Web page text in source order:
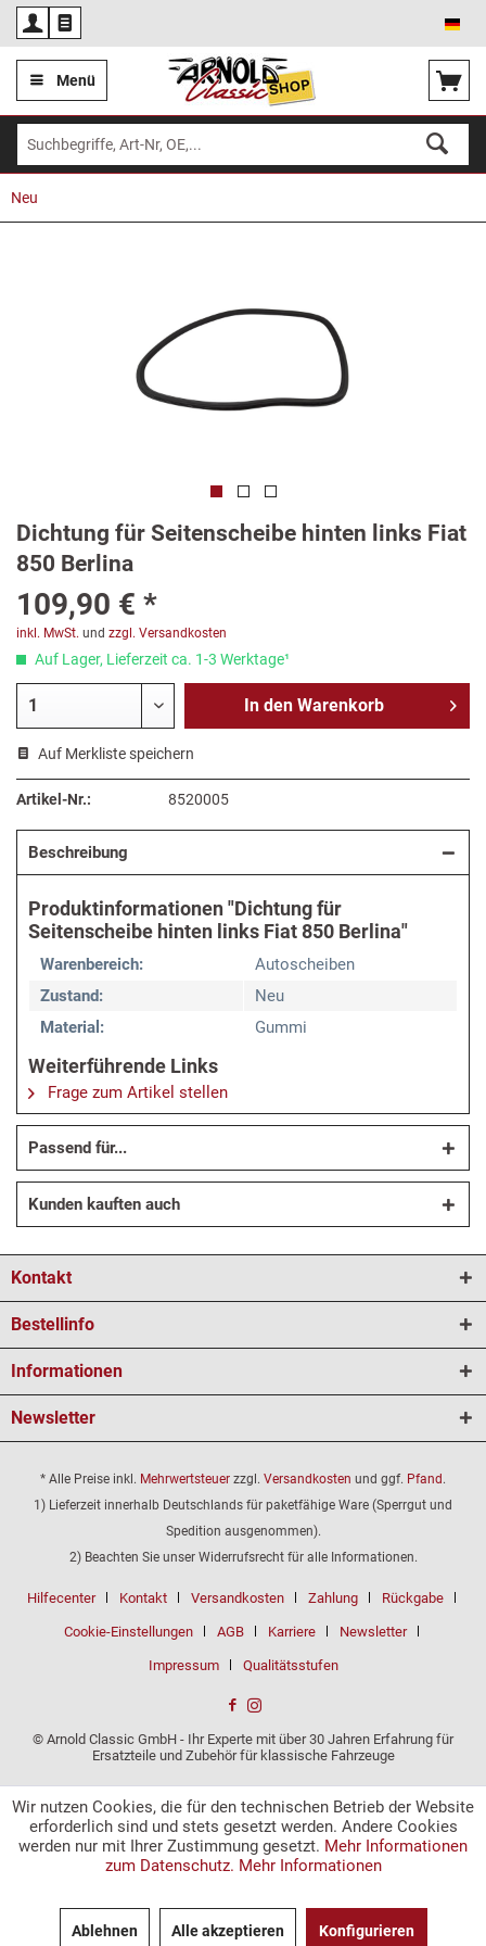
Menü
Neu
Dichtung für Seitenscheibe hinten links Fiat
850 Berlina
109,90 € *
inkl. MwSt. und zzgl. Versandkosten
Auf Lager, Lieferzeit ca. 1-3 Werktage¹
In den Warenkorb
Auf Merkliste speichern
Artikel-Nr.: 8520005
Beschreibung
Produktinformationen "Dichtung für
Seitenscheibe hinten links Fiat 850 Berlina"
Warenbereich:
Autoscheiben
Zustand:
Neu
Material:
Gummi
Weiterführende Links
Frage zum Artikel stellen
Passend für...
Kunden kauften auch
Kontakt
Bestellinfo
Informationen
Newsletter
* Alle Preise inkl. Mehrwertsteuer zzgl. Versandkosten und ggf. Pfand.
1) Lieferzeit innerhalb Deutschlands für paketfähige Ware (Sperrgut und
Spedition ausgenommen).
2) Beachten Sie unser Widerrufsrecht für alle Informationen.
Hilfecenter Kontakt Versandkosten Zahlung Rückgabe
Cookie-Einstellungen AGB Karriere Newsletter
Impressum Qualitätsstufen
© Arnold Classic GmbH - Ihr Experte mit über 30 Jahren Erfahrung für
Ersatzteile und Zubehör für klassische Fahrzeuge
Wir nutzen Cookies, die für den technischen Betrieb der Website
erforderlich sind und stets gesetzt werden. Andere Cookies
werden nur mit Ihrer Zustimmung gesetzt. Mehr Informationen
zum Datenschutz. Mehr Informationen
Ablehnen Alle akzeptieren Konfigurieren